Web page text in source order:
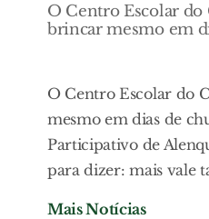
O Centro Escolar
brincar mesmo em
O Centro Escolar do
mesmo em dias de
Participativo de
para dizer: mais vale
Mais Notícias